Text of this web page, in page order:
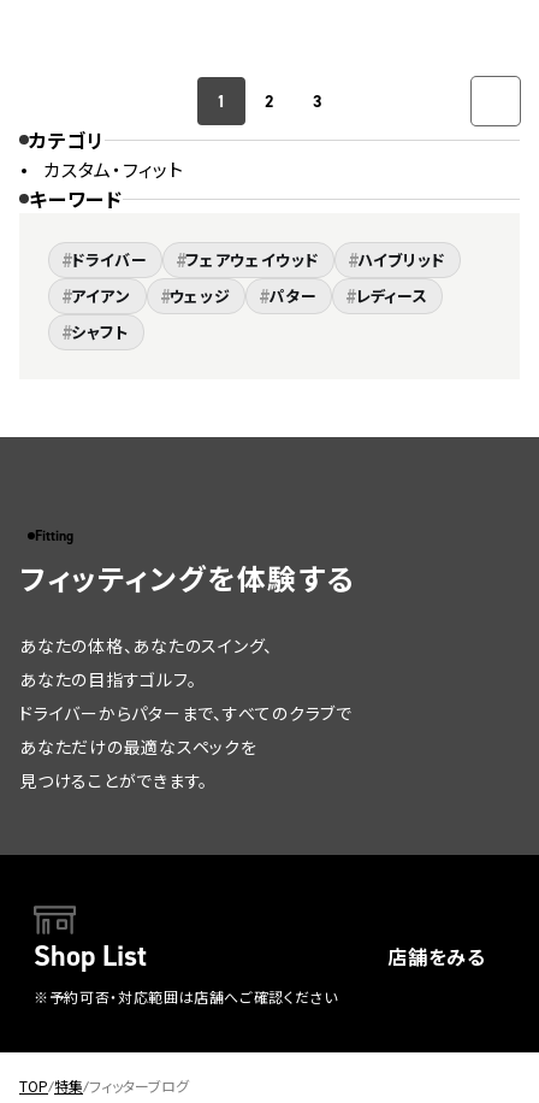
TOP 特集 フィッターブログ
1 2 3
カテゴリ
カスタム・フィット
キーワード
#ドライバー #フェアウェイウッド #ハイブリッド
#アイアン #ウェッジ #パター #レディース
#シャフト
Fitting
フィッティングを体験する
あなたの体格、あなたのスイング、
あなたの目指すゴルフ。
ドライバーからパターまで、すべてのクラブで
あなただけの最適なスペックを
見つけることができます。
Shop List 店舗をみる
※予約可否・対応範囲は店舗へご確認ください